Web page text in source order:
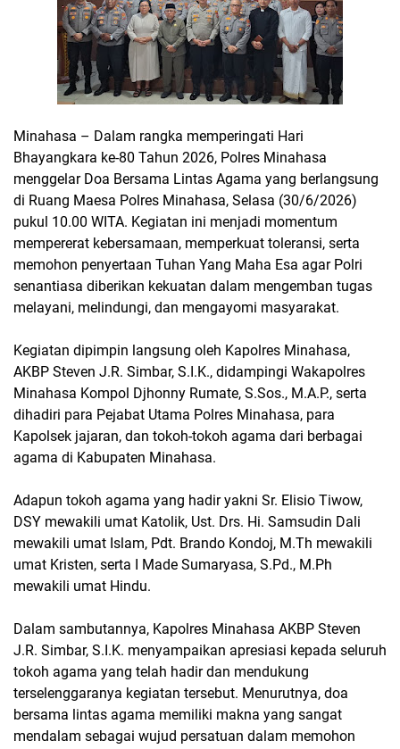
Minahasa – Dalam rangka memperingati Hari
Bhayangkara ke-80 Tahun 2026, Polres Minahasa
menggelar Doa Bersama Lintas Agama yang berlangsung
di Ruang Maesa Polres Minahasa, Selasa (30/6/2026)
pukul 10.00 WITA. Kegiatan ini menjadi momentum
mempererat kebersamaan, memperkuat toleransi, serta
memohon penyertaan Tuhan Yang Maha Esa agar Polri
senantiasa diberikan kekuatan dalam mengemban tugas
melayani, melindungi, dan mengayomi masyarakat.
Kegiatan dipimpin langsung oleh Kapolres Minahasa,
AKBP Steven J.R. Simbar, S.I.K., didampingi Wakapolres
Minahasa Kompol Djhonny Rumate, S.Sos., M.A.P., serta
dihadiri para Pejabat Utama Polres Minahasa, para
Kapolsek jajaran, dan tokoh-tokoh agama dari berbagai
agama di Kabupaten Minahasa.
Adapun tokoh agama yang hadir yakni Sr. Elisio Tiwow,
DSY mewakili umat Katolik, Ust. Drs. Hi. Samsudin Dali
mewakili umat Islam, Pdt. Brando Kondoj, M.Th mewakili
umat Kristen, serta I Made Sumaryasa, S.Pd., M.Ph
mewakili umat Hindu.
Dalam sambutannya, Kapolres Minahasa AKBP Steven
J.R. Simbar, S.I.K. menyampaikan apresiasi kepada seluruh
tokoh agama yang telah hadir dan mendukung
terselenggaranya kegiatan tersebut. Menurutnya, doa
bersama lintas agama memiliki makna yang sangat
mendalam sebagai wujud persatuan dalam memohon